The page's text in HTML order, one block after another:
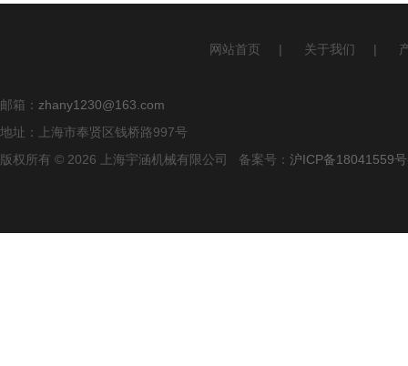
网站首页 | 关于我们 |
邮箱： zhany1230@163.com
地址：上海市奉贤区钱桥路997号
版权所有 © 2026 上海宇涵机械有限公司 备案号： 沪ICP备18041559